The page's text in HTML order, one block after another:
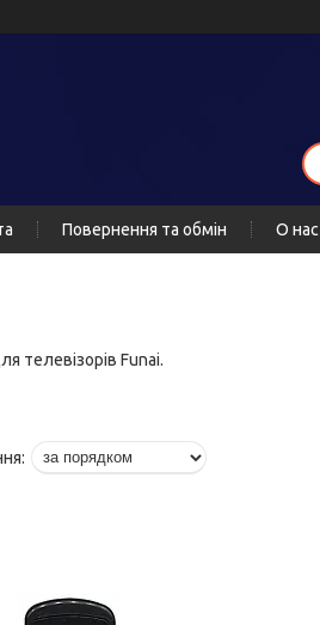
Повернення та обмін О нас
телевізорів Funai.